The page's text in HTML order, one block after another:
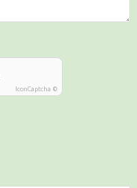
IconCaptcha ©